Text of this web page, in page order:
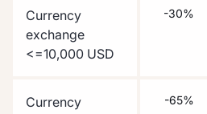
Currency
exchange
<=10,000 USD
Currency
-30%
-65%